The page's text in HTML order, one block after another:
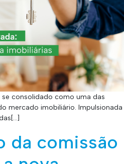
consolidado como uma das
mercado imobiliário. Impulsionada
da comissão